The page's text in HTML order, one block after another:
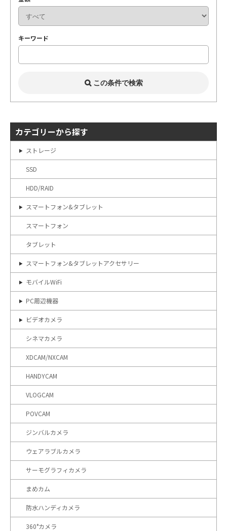
キーワード
カテゴリーから探す
ストレージ
SSD
HDD/RAID
スマートフォン&タブレット
スマートフォン
タブレット
スマートフォン&タブレットアクセサリー
モバイルWiFi
PC周辺機器
ビデオカメラ
シネマカメラ
XDCAM/NXCAM
HANDYCAM
VLOGCAM
POVCAM
ジンバルカメラ
ウェアラブルカメラ
サーモグラフィカメラ
まめカム
防水ハンディカメラ
360°カメラ